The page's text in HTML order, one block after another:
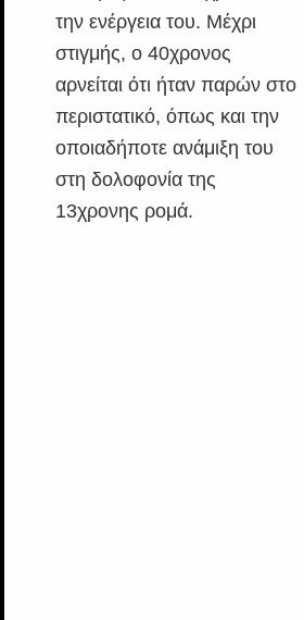
την ενέργεια του. Μέχρι
στιγμής, ο 40χρονος
αρνείται ότι ήταν παρών στο
περιστατικό, όπως και την
οποιαδήποτε ανάμιξη του
στη δολοφονία της
13χρονης ρομά.